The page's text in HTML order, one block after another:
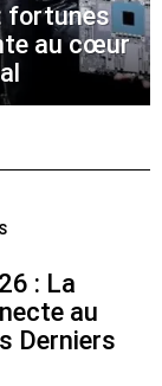
fortunes
au cœur
: La
au
Derniers